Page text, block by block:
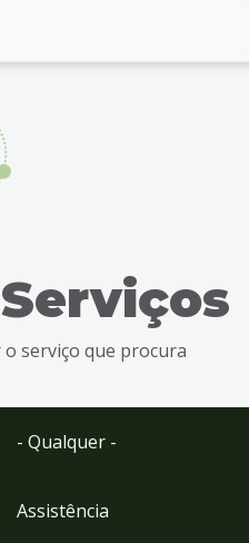
serviço que procura
- Qualquer -
Assistência